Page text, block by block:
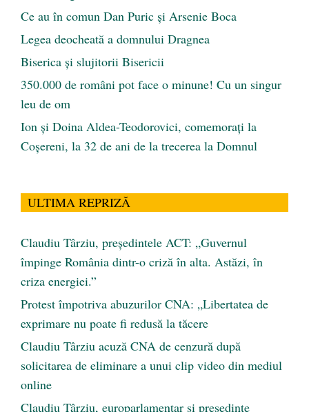
Ce au în comun Dan Puric şi Arsenie Boca
Legea deocheată a domnului Dragnea
Biserica și slujitorii Bisericii
350.000 de români pot face o minune! Cu un singur
leu de om
Ion și Doina Aldea-Teodorovici, comemorați la
Coșereni, la 32 de ani de la trecerea la Domnul
ULTIMA REPRIZĂ
Claudiu Târziu, președintele ACT: „Guvernul
împinge România dintr-o criză în alta. Astăzi, în
criza energiei.”
Protest împotriva abuzurilor CNA: „Libertatea de
exprimare nu poate fi redusă la tăcere
Claudiu Târziu acuză CNA de cenzură după
solicitarea de eliminare a unui clip video din mediul
online
Claudiu Târziu, europarlamentar și președinte